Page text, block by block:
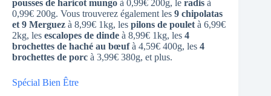
pousses de haricot mungo à 0,99€ 200g, le radis à
0,99€ 200g. Vous trouverez également les 9 chipolatas
et 9 Merguez à 8,99€ 1kg, les pilons de poulet à 6,99€
2kg, les escalopes de dinde à 8,99€ 1kg, les 4
brochettes de haché au bœufà 4,59€ 400g, les 4
brochettes de porc à 3,99€ 380g, et plus.
Spécial Bien Être